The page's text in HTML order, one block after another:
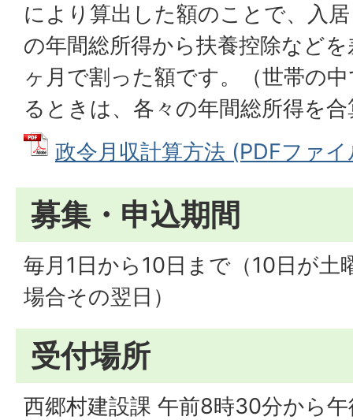
により算出した額のことで、入
の年間総所得から扶養控除など
ヶ月で割った額です。（世帯の
るときは、各々の年間総所得を
政令月収計算方法 (PDFファ
募集・申込期間
毎月1日から10日まで（10日が土
場合その翌日）
受付場所
西郷村建設課 午前8時30分から